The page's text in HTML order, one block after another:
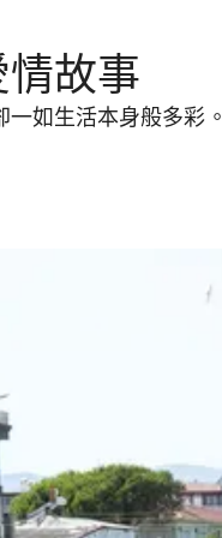
故事
一如生活本身般多彩